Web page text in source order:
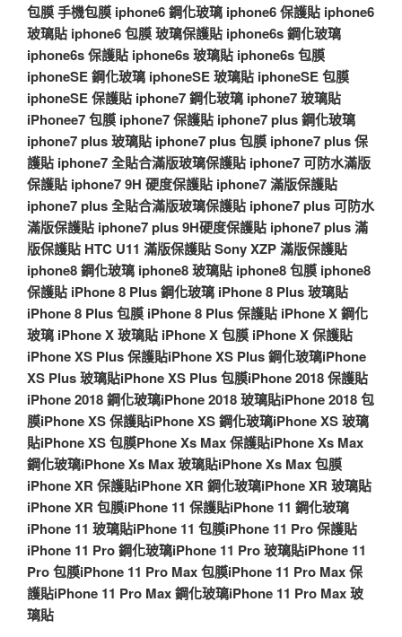
包膜手機包膜 iphone6 鋼化玻璃 iphone6 保護貼 iphone6
玻璃貼 iphone6 包膜玻璃保護貼 iphone6s 鋼化玻璃
iphone6s 保護貼 iphone6s 玻璃貼 iphone6s 包膜
iphoneSE 鋼化玻璃 iphoneSE 玻璃貼 iphoneSE 包膜
iphoneSE 保護貼 iphone7 鋼化玻璃 iphone7 玻璃貼
iPhonee7 包膜 iphone7 保護貼 iphone7 plus 鋼化玻璃
iphone7 plus 玻璃貼 iphone7 plus 包膜 iphone7 plus 保
護貼 iphone7 全貼合滿版玻璃保護貼 iphone7 可防水滿版
保護貼 iphone7 9H 硬度保護貼 iphone7 滿版保護貼
iphone7 plus 全貼合滿版玻璃保護貼 iphone7 plus 可防水
滿版保護貼 iphone7 plus 9H硬度保護貼 iphone7 plus 滿
版保護貼 HTC U11 滿版保護貼Sony XZP 滿版保護貼
iphone8 鋼化玻璃 iphone8 玻璃貼 iphone8 包膜 iphone8
保護貼 iPhone 8 Plus 鋼化玻璃 iPhone 8 Plus 玻璃貼
iPhone 8 Plus 包膜 iPhone 8 Plus 保護貼 iPhone X 鋼化
玻璃 iPhone X 玻璃貼 iPhone X 包膜 iPhone X 保護貼
iPhone XS Plus 保護貼iPhone XS Plus 鋼化玻璃iPhone
XS Plus 玻璃貼iPhone XS Plus 包膜iPhone 2018 保護貼
iPhone 2018 鋼化玻璃iPhone 2018 玻璃貼iPhone 2018 包
膜iPhone XS 保護貼iPhone XS 鋼化玻璃iPhone XS 玻璃
貼iPhone XS 包膜Phone Xs Max 保護貼iPhone Xs Max
鋼化玻璃iPhone Xs Max 玻璃貼iPhone Xs Max 包膜
iPhone XR 保護貼iPhone XR 鋼化玻璃iPhone XR 玻璃貼
iPhone XR 包膜iPhone 11 保護貼iPhone 11 鋼化玻璃
iPhone 11 玻璃貼iPhone 11 包膜iPhone 11 Pro 保護貼
iPhone 11 Pro 鋼化玻璃iPhone 11 Pro 玻璃貼iPhone 11
Pro 包膜iPhone 11 Pro Max 包膜iPhone 11 Pro Max 保
護貼iPhone 11 Pro Max 鋼化玻璃iPhone 11 Pro Max 玻
璃貼